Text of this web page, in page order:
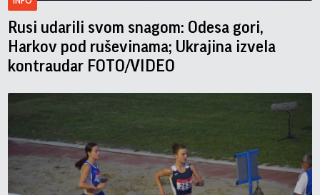
Rusi udarili svom snagom: Odesa gori,
Harkov pod ruševinama; Ukrajina izvela
kontraudar FOTO/VIDEO